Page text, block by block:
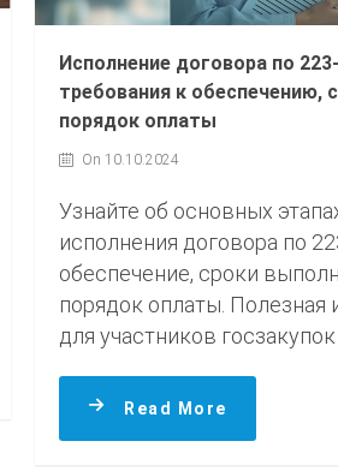
Исполнение договора по
требования к обеспечению,
порядок оплаты
On 10.10.2024
Узнайте об основных
исполнения договора по
обеспечение, сроки
порядок оплаты. Полезная
для участников
Read More